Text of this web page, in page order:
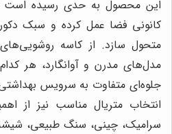
این محصول به حدی رسیده است
کانونی فضا عمل کرده و سبک
متحول سازد. از کاسه
مدل‌های مدرن و آوانگارد، هر
جلوه‌ای متفاوت به سرویس
انتخاب متریال مناسب نیز از
سرامیک، چینی، سنگ طبیعی،